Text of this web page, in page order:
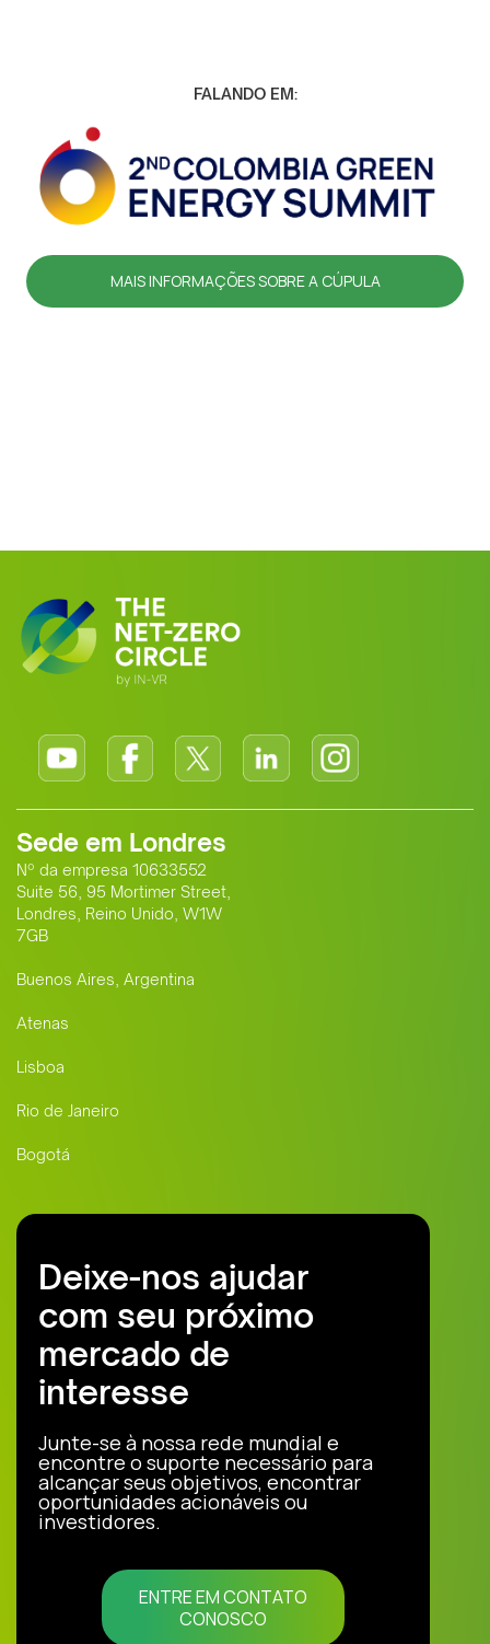
FALANDO EM:
MAIS INFORMAÇÕES SOBRE A CÚPULA
Sede em Londres
Nº da empresa 10633552
Suite 56, 95 Mortimer Street,
Londres, Reino Unido, W1W
7GB
Buenos Aires, Argentina
Atenas
Lisboa
Rio de Janeiro
Bogotá
Deixe-nos ajudar
com seu próximo
mercado de
interesse
Junte-se à nossa rede mundial e
encontre o suporte necessário para
alcançar seus objetivos, encontrar
oportunidades acionáveis ou
investidores.
ENTRE EM CONTATO
CONOSCO